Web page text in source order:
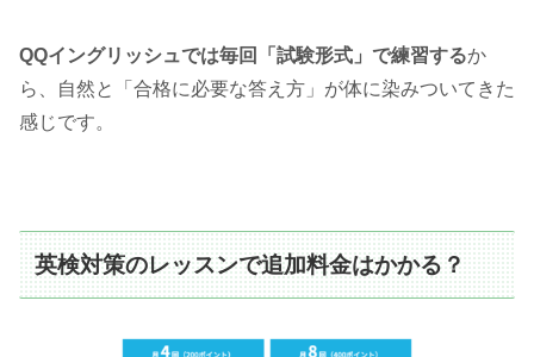
QQイングリッシュでは毎回「試験形式」で練習するか
ら、自然と「合格に必要な答え方」が体に染みついてきた
感じです。
英検対策のレッスンで追加料金はかかる？